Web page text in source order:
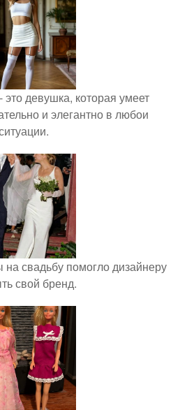
девушка, которая умеет
и элегантно в любои
на свадьбу помогло дизайнеру
свой бренд.